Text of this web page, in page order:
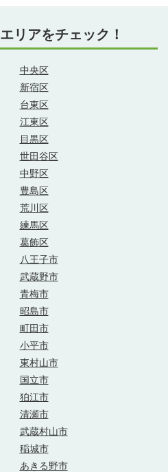
リアをチェック！
中央区
新宿区
台東区
江東区
目黒区
世田谷区
中野区
豊島区
荒川区
練馬区
葛飾区
八王子市
武蔵野市
青梅市
昭島市
町田市
小平市
東村山市
国立市
狛江市
清瀬市
武蔵村山市
稲城市
あきる野市